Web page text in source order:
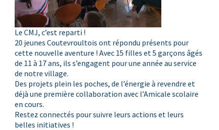
Le CMJ, c’est reparti !
20 jeunes Coutevroultois ont répondu présents pour
cette nouvelle aventure ! Avec 15 filles et 5 garçons âgés
de 11 à 17 ans, ils s’engagent pour une année au service
de notre village.
Des projets plein les poches, de l’énergie à revendre et
déjà une première collaboration avec l’Amicale scolaire
en cours.
Restez connectés pour suivre leurs actions et leurs
belles initiatives !